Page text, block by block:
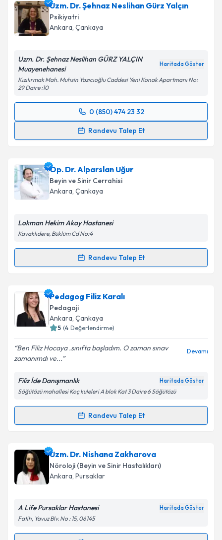
için bir takvim hazırlandığında e-posta ile
bilgilendireceğiz.
E-posta Adresiniz
Kişisel verilerimin işlenmesine ilişkinAydınlatma
kapsamda işlenmesini kabul ediyorum.
Takvim Talebini Gönder
Uzm. Dr. Şehnaz Neslihan Gürz Yalçın
Psikiyatri
Ankara, Çankaya
Uzm. Dr. Şehnaz Neslihan GÜRZ YALÇIN
Muayenehanesi
Haritada Göster
Kızılırmak Mah. Muhsin Yazıcıoğlu Caddesi Yeni Konak Apartmanı No:
29 Daire :10
0 (850) 474 23 32
Randevu Talep Et
Randevu Takvimi Talebi
almanız için bir takvim hazırlandığında e-posta ile
bilgilendireceğiz.
E-posta Adresiniz
Kişisel verilerimin işlenmesine ilişkinAydınlatma
'ni okudum ve kişisel verilerimin belirtilen
kapsamda işlenmesini kabul ediyorum.
Takvim Talebini Gönder
Op. Dr. Alparslan Uğur
Beyin ve Sinir Cerrahisi
Ankara, Çankaya
Lokman Hekim Akay Hastanesi
Kavaklıdere, Büklüm Cd No:4
Randevu Talep Et
Randevu Takvimi Talebi
Op. Dr. Alparslan Uğuriçin randevu takvimi talebi
oluşturun. Size bu uzmandan randevu almanız için bir
takvim hazırlandığında e-posta ile bilgilendireceğiz.
Kişisel verilerimin işlenmesine ilişkin
Aydınlatma
Metni'ni okudum ve kişisel verilerimin belirtilen
kapsamda işlenmesini kabul ediyorum.
Pedagog Filiz Karalı
Pedagoji
Ankara, Çankaya
5 (4 Değerlendirme)
Ben Filiz Hocaya .sınıfta başladım. O zaman sınav
zamanımdı ve...
Devamı
Filiz İde Danışmanlık Haritada Göster
Söğütözü mahallesi Koç kuleleri A blok Kat 3 Daire 6 Söğütözü
Randevu Talep Et
Randevu Takvimi Talebi
Pedagog Filiz Karalıiçin randevu takvimi talebi
oluşturun. Size bu uzmandan randevu almanız için bir
takvim hazırlandığında e-posta ile bilgilendireceğiz.
Uzm. Dr. Nishana Zakharova
Nöroloji (Beyin ve Sinir Hastalıkları)
Ankara, Pursaklar
A Life Pursaklar Hastanesi Haritada Göster
Fatih, Yavuz Blv. No : 15, 06145